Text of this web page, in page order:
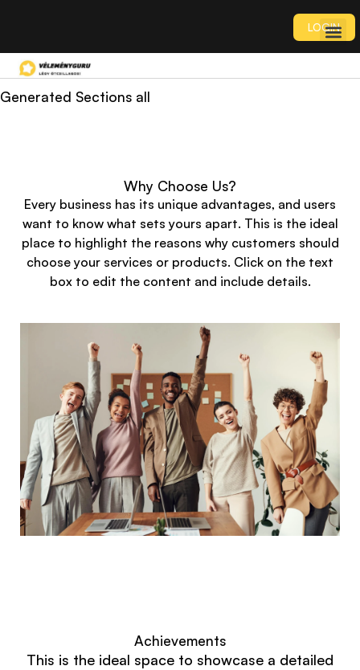
LOGIN
Generated Sections all
Why Choose Us?
Every business has its unique advantages, and users
want to know what sets yours apart. This is the ideal
place to highlight the reasons why customers should
choose your services or products. Click on the text
box to edit the content and include details.
Achievements
This is the ideal space to showcase a detailed